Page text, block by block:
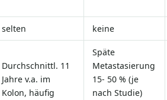
selten keine
Durchschnittl. 11
Jahre v.a. im
Kolon, häufig
Späte
Metastasierung
15- 50 % (je
nach Studie)